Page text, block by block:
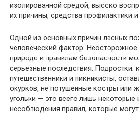
изолированной средой, высоко
их причины, средства профилактики и
Одной из основных причин лесных
человеческий фактор.
природе и правилам безопасности
серьезные последствия. Подростки,
путешественники и пикникисты,
окурков, не потушенные костры или
угольки — это всего лишь некоторые
несоблюдения правил, которые